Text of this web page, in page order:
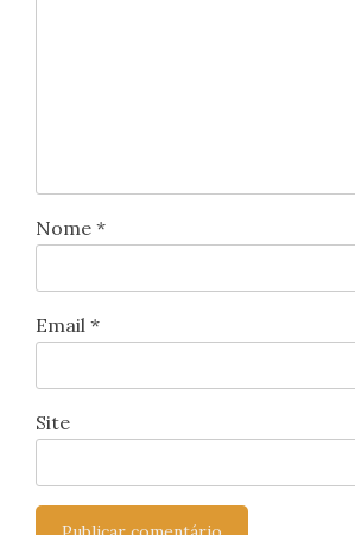
Nome *
Email *
Site